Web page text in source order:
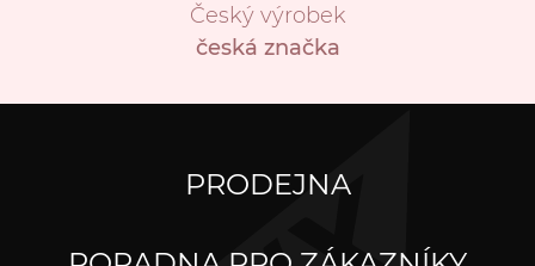
Český výrobek
česká značka
PRODEJNA